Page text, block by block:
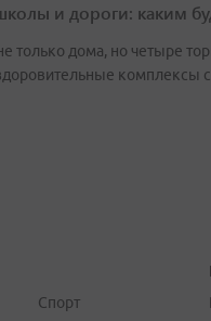
и дороги: каким
только дома, но четыре
комплексы
Спорт